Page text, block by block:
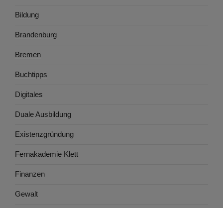
Bildung
Brandenburg
Bremen
Buchtipps
Digitales
Duale Ausbildung
Existenzgründung
Fernakademie Klett
Finanzen
Gewalt